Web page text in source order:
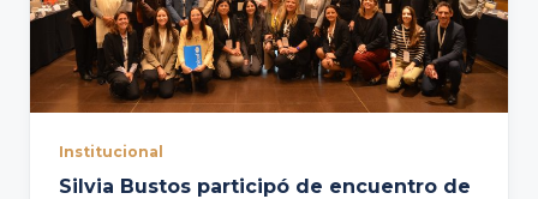
Institucional
Silvia Bustos participó de encuentro de